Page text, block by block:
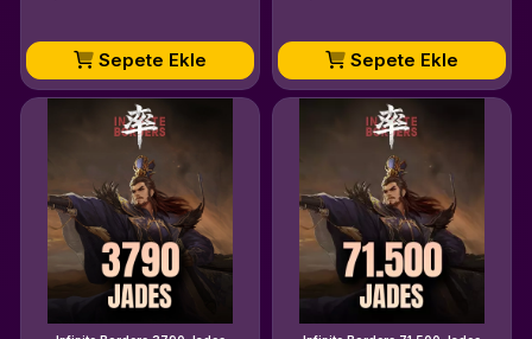
Sepete Ekle Sepete Ekle